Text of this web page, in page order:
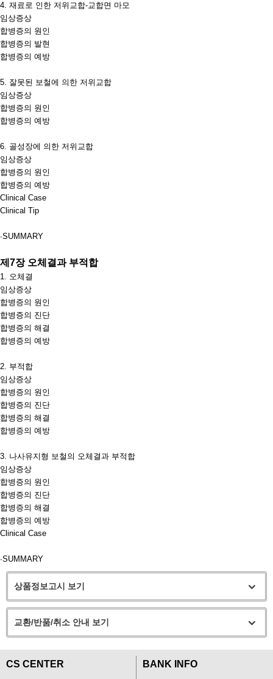
4. 재료로 인한 저위교합-교합면 마모
임상증상
합병증의 원인
합병증의 발현
합병증의 예방
5. 잘못된 보철에 의한 저위교합
임상증상
합병증의 원인
합병증의 예방
6. 골성장에 의한 저위교합
임상증상
합병증의 원인
합병증의 예방
Clinical Case
Clinical Tip
∙SUMMARY
제 7장 오체결과 부적합
1. 오체결
임상증상
합병증의 원인
합병증의 진단
합병증의 해결
합병증의 예방
2. 부적합
임상증상
합병증의 원인
합병증의 진단
합병증의 해결
합병증의 예방
3. 나사유지형 보철의 오체결과 부적합
임상증상
합병증의 원인
합병증의 진단
합병증의 해결
합병증의 예방
Clinical Case
∙SUMMARY
상품정보고시 보기
교환/반품/취소 안내 보기
CS CENTER
BANK INFO